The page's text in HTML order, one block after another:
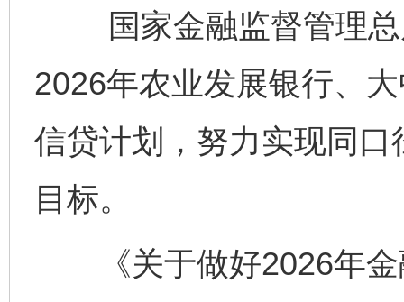
国家金融监督管理总
2026年农业发展银行、
信贷计划，努力实现同
目标。
《关于做好2026年金